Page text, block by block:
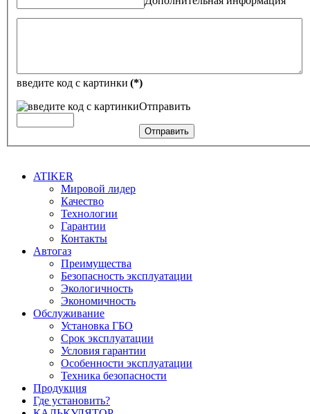
введите код с картинки (*)
Отправить
Отправить
ATIKER
Мировой лидер
Качество
Технологии
Гарантии
Контакты
Автогаз
Преимущества
Безопасность эксплуатации
Экологичность
Экономичность
Обслуживание
Установка ГБО
Срок эксплуатации
Условия гарантии
Особенности эксплуатации
Техника безопасности
Продукция
Где установить?